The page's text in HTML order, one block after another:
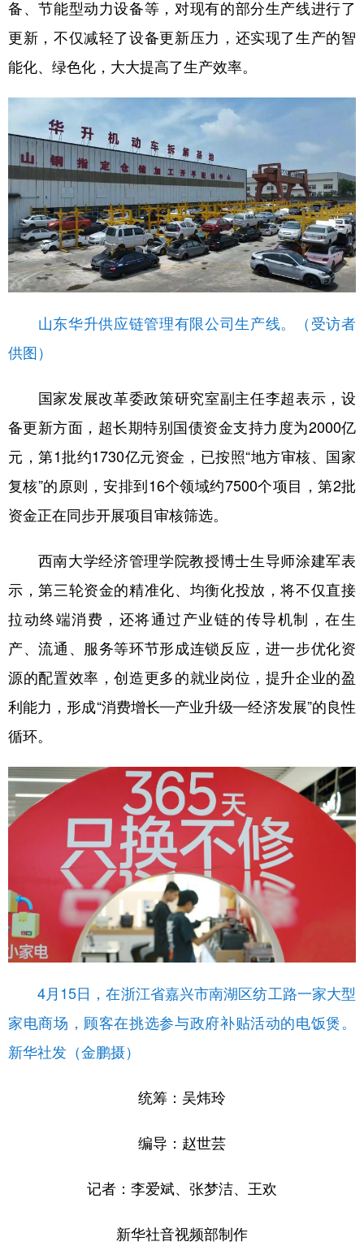
备、节能型动力设备等，对现有的部分生产线进行了
更新，不仅减轻了设备更新压力，还实现了生产的智
能化、绿色化，大大提高了生产效率。
山东华升供应链管理有限公司生产线。（受访者
供图）
国家发展改革委政策研究室副主任李超表示，设
备更新方面，超长期特别国债资金支持力度为2000亿
元，第1批约1730亿元资金，已按照“地方审核、国家
复核”的原则，安排到16个领域约7500个项目，第2批
资金正在同步开展项目审核筛选。
西南大学经济管理学院教授博士生导师涂建军表
示，第三轮资金的精准化、均衡化投放，将不仅直接
拉动终端消费，还将通过产业链的传导机制，在生
产、流通、服务等环节形成连锁反应，进一步优化资
源的配置效率，创造更多的就业岗位，提升企业的盈
利能力，形成“消费增长—产业升级—经济发展”的良性
循环。
4月15日，在浙江省嘉兴市南湖区纺工路一家大型
家电商场，顾客在挑选参与政府补贴活动的电饭煲。
新华社发（金鹏摄）
统筹：吴炜玲
编导：赵世芸
记者：李爱斌、张梦洁、王欢
新华社音视频部制作